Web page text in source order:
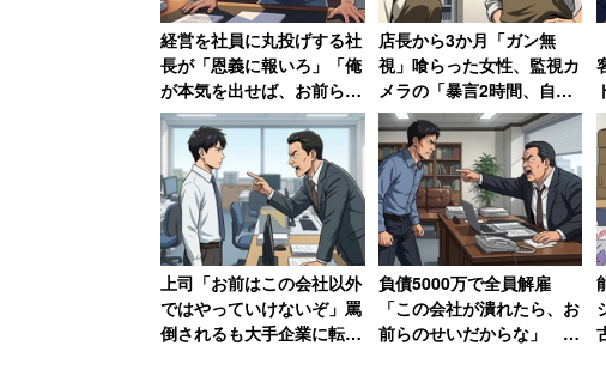
「医療系私立大学に通う娘と私立高校２年の息
関連の）補助が全くなく不公平感ハンパないで
め「私（母親）が志望理由を書いて（奨学金に
っているそうだ。
「3人を私立大学にいかせる
千葉県の40代女性（小売業/世帯年収1300万円
経営を社員に丸投げする社
長が「恩義に報いろ」「俺
が本気を出せば、お前らは
居場所がなくなる」発言
激怒した男性、社長を罵倒
して退職【後編】
店長から3か月「ガン無
視」喰らった女性、監視カ
メラの「暴言2時間、自転
車破壊」の証拠で反撃 →
店長はクビ、その後店も潰
れる
上司「お前はこの会社以外
ではやっていけないぞ」罵
倒されるも大手企業に転職
負債5000万で全員解雇
「この会社が潰れたら、お
前らのせいだからな」 社